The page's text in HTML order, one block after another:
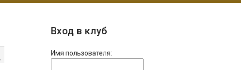
Вход в клуб
Имя пользователя: